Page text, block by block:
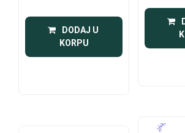
DODAJ U
KORPU